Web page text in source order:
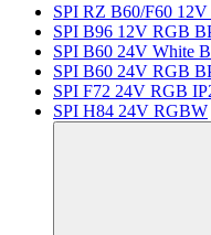
SPI RZ B60/F60
SPI B96 12V RGB
SPI B60 24V White
SPI B60 24V RGB
SPI F72 24V RGB
SPI H84 24V RGBW